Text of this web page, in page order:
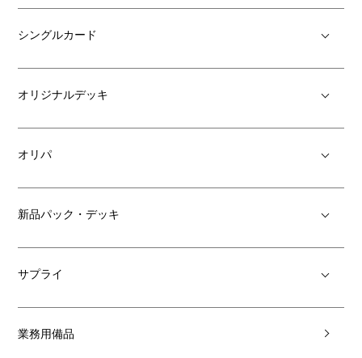
シングルカード
オリジナルデッキ
オリパ
新品パック・デッキ
サプライ
業務用備品